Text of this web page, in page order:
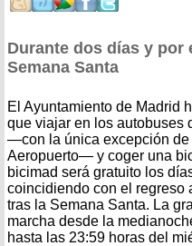
Durante dos días y por
Semana Santa
El Ayuntamiento de Madrid
que viajar en los autobuses
—con la única excepción de
Aeropuerto— y coger una
bicimad será gratuito los
coincidiendo con el regreso
tras la Semana Santa. La
marcha desde la
hasta las 23:59 horas del